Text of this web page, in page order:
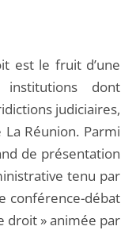
est le fruit d’une
institutions dont
judiciaires,
Réunion. Parmi
de présentation
tenu par
conférence-débat
droit » animée par